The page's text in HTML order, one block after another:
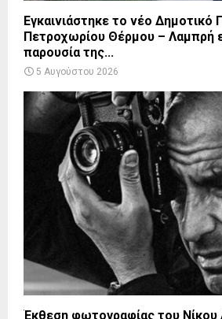
Εγκαινιάστηκε το νέο Δημοτικό
Πετροχωρίου Θέρμου – Λαμπρή
παρουσία της...
5 Αυγούστου 2026
Έκθεση φωτογραφίας του Νίκου